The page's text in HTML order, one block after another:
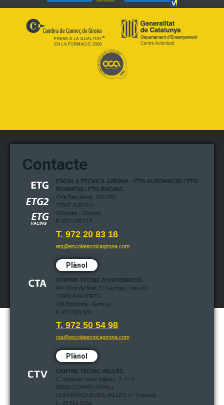
Contacte
ESCOLA TÈCNICA GIRONA : ETG AUTOMOCIÓ / ETG
BUSINESS / ETG RACING
Ctra Barcelona, 203-205
17005 GIRONA
(Gironés - Girona)
F. 972 208 217
T. 972 20 83 16
etg@escolatecnicagirona.com
Plànol
CENTRE TÈCNIC D'AUTOMOCIÓ
Pol. Clos de fires C/ Garrigàs, nau nº1
17600 FIGUERES
(Alt Empordà - Girona)
F. 972 501 501
T. 972 50 54 98
cta@escolatecnicagirona.com
Plànol
CENTRE TÈCNIC VALLÈS
C. Antigues naus militars, 3, 4 i 5
08520 CORRÓ d'AVALL
LES FRANQUESES VALLÈS (V. Oriental)
F. 93 861 6258